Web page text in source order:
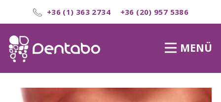
+36 (1) 363 2734 +36 (20) 957 5386
MENÜ